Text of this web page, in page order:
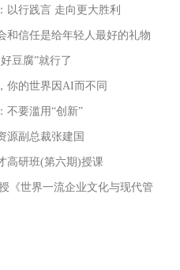
以行践言 走向更大胜利
和信任是给年轻人最好的礼物
豆腐”就行了
你的世界因AI而不同
不要滥用“创新”
源副总裁张建国
高研班(第六期)授课
《世界一流企业文化与现代管